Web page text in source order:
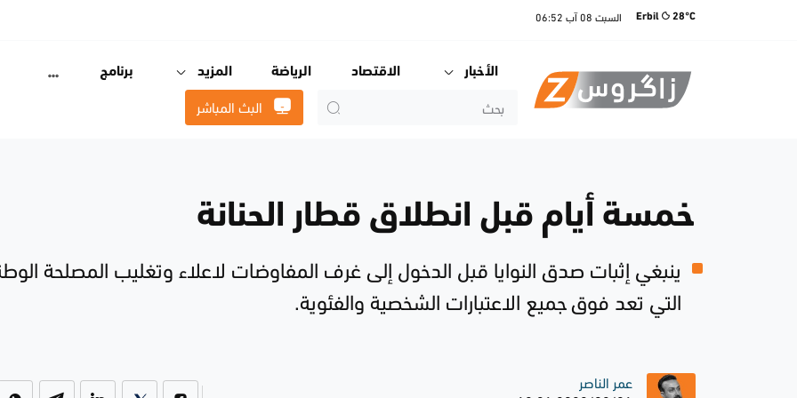
Erbil 28°C السبت 08 آب 06:52
الأخبار الاقتصاد الرياضة المزيد برنامج
البث المباشر
خمسة أيام قبل انطلاق قطار الحنانة
‏ينبغي إثبات صدق النوايا قبل الدخول إلى غرف المفاوضات لاعلاء وتغليب المصلحة
التي تعد فوق جميع الاعتبارات الشخصية والفئوية.
عمر الناصر